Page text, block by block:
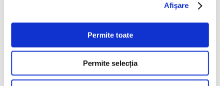
Afişare
Permite toate
Permite selecția
Natură